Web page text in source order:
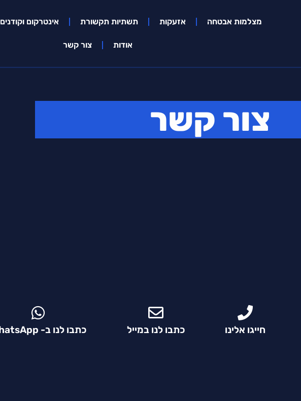
מצלמות אבטחה אזעקות תשתיות תקשורת אינטרקום וקודנים
אודות צור קשר
צור קשר
חייגו אלינו כתבו לנו במייל כתבו לנו ב- WhatsApp